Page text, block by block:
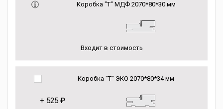
Коробка "Т" МДФ 2070*80*30 мм
Входит в стоимость
Коробка "Т" ЭКО 2070*80*34 мм
+ 525 ₽